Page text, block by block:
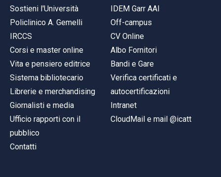
Sostieni l'Università
Policlinico A. Gemelli
IRCCS
Corsi e master online
Vita e pensiero editrice
Sistema bibliotecario
Librerie e merchandising
Giornalisti e media
Ufficio rapporti con il
pubblico
Contatti
IDEM Garr AAI
Off-campus
CV Online
Albo Fornitori
Bandi e Gare
Verifica certificati e
autocertificazioni
Intranet
CloudMail e mail @icatt